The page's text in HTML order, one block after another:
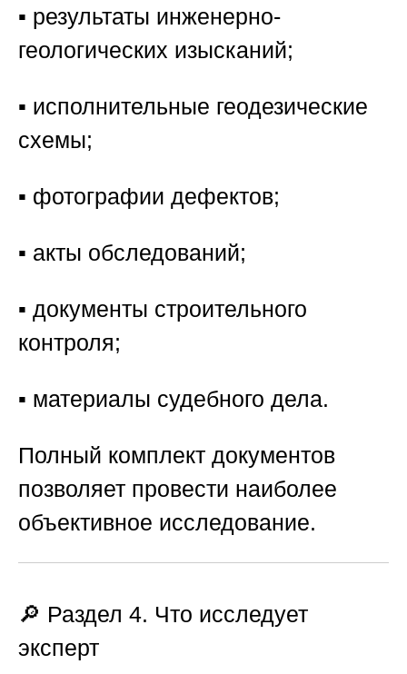
▪️ результаты инженерно-
геологических изысканий;
▪️ исполнительные геодезические
схемы;
▪️ фотографии дефектов;
▪️ акты обследований;
▪️ документы строительного
контроля;
▪️ материалы судебного дела.
Полный комплект документов
позволяет провести наиболее
объективное исследование.
🔎 Раздел 4. Что исследует
эксперт